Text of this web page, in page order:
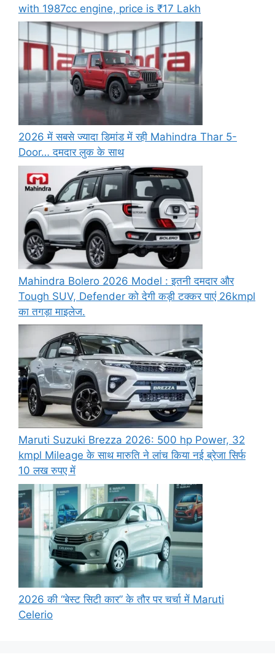
with 1987cc engine, price is ₹17 Lakh
2026 में सबसे ज्यादा डिमांड में रही Mahindra Thar 5-
Door… दमदार लुक के साथ
Mahindra Bolero 2026 Model : इतनी दमदार और
Tough SUV, Defender को देगी कड़ी टक्कर पाएं 26kmpl
का तगड़ा माइलेज.
Maruti Suzuki Brezza 2026: 500 hp Power, 32
kmpl Mileage के साथ मारुति ने लांच किया नई ब्रेजा सिर्फ
10 लख रुपए में
2026 की “बेस्ट सिटी कार” के तौर पर चर्चा में Maruti
Celerio